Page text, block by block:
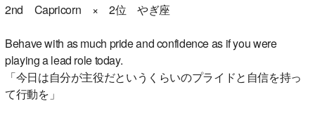
2nd Capricorn × 2位 やぎ座
Behave with as much pride and confidence as if you were
playing a lead role today.
「今日は自分が主役だというくらいのプライドと自信を持っ
て行動を」